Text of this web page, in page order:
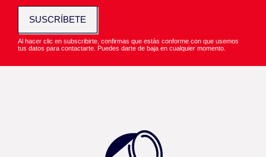
SUSCRÍBETE
Al hacer clic en subscribirte, confirmas que estás conforme con que usemos
tus datos para contactarte. Puedes darte de baja en cualquier momento.